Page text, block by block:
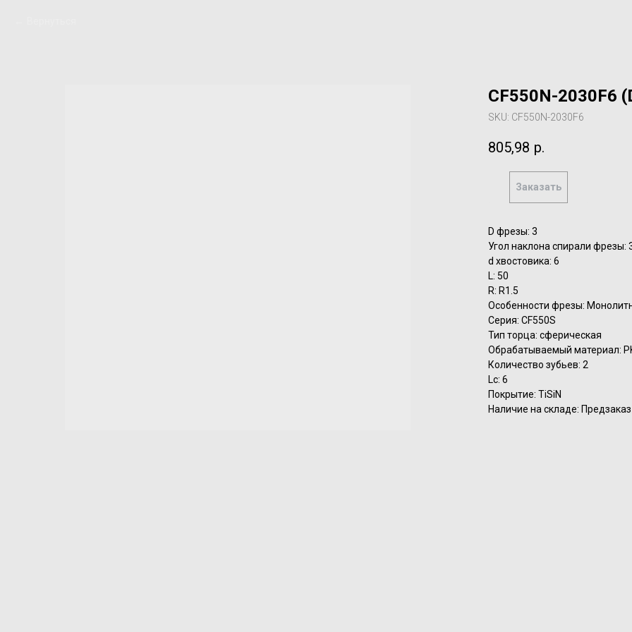
CF550N-2030F6
SKU: CF550N-2030F6
805,98 р.
Заказать
D фрезы: 3
Угол наклона спирали фрезы:
d хвостовика: 6
L: 50
R: R1.5
Особенности фрезы:
Серия: CF550S
Тип торца: сферическая
Обрабатываемый материал:
Количество зубьев: 2
Lc: 6
Покрытие: TiSiN
Наличие на складе: Предзаказ